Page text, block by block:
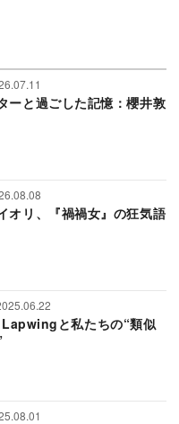
ーと過ごした記憶：櫻井敦
オリ、『禍禍女』の狂気語
と私たちの“類似